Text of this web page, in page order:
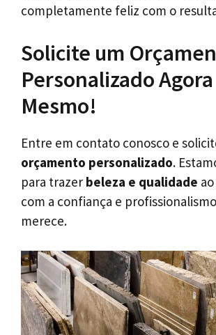
completamente feliz com o
Solicite um
Personalizado Agora
Mesmo!
Entre em contato conosco e
orçamento personalizado.
para trazer beleza e qualidade
com a confiança e
merece.